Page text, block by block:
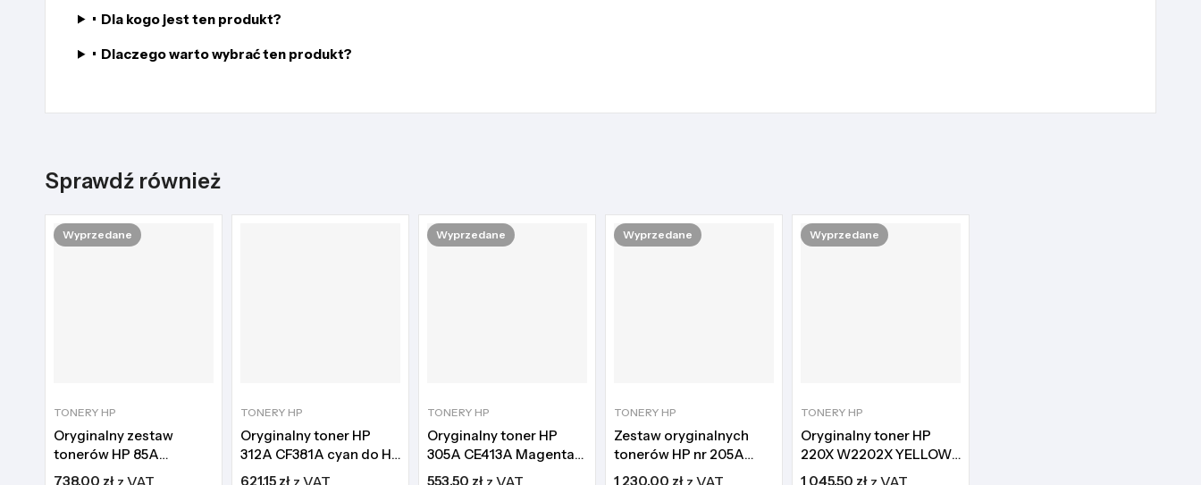
• Dla kogo jest ten produkt?
• Dlaczego warto wybrać ten produkt?
Sprawdź również
Wyprzedane
TONERY HP
Oryginalny zestaw
tonerów HP 85A
CE285AD black dwupak
738,00 zł z VAT
TONERY HP
Oryginalny toner HP
312A CF381A cyan do HP
Color LaserJet Pro
621,15 zł z VAT
Wyprzedane
TONERY HP
Oryginalny toner HP
305A CE413A Magenta
HP LaserJet Pro
553,50 zł z VAT
Wyprzedane
TONERY HP
Zestaw oryginalnych
tonerów HP nr 205A
CF530A CF531A CF532A
1 230,00 zł z VAT
Wyprzedane
TONERY HP
Oryginalny toner HP
220X W2202X YELLOW
HP Color LaserJet Pro
1 045,50 zł z VAT